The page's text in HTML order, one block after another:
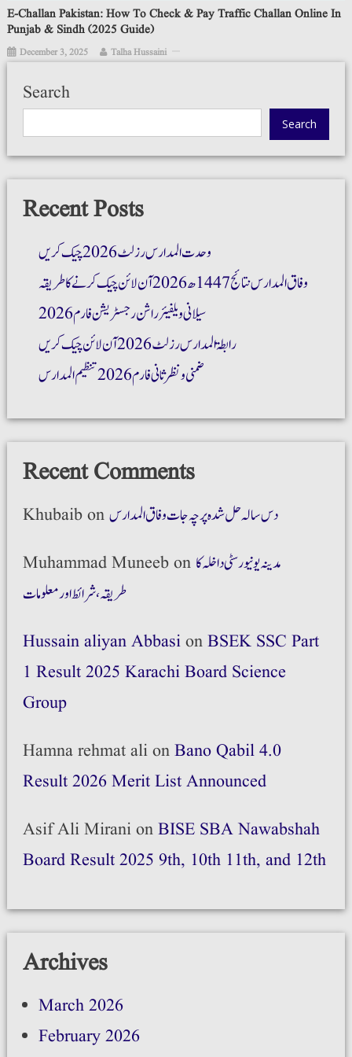
E-Challan Pakistan: How To Check & Pay Traffic Challan Online In
Punjab & Sindh (2025 Guide)
December 3, 2025 Talha Hussaini
Search
Search
Recent Posts
وحدت المدارس رزلٹ 2026 چیک کریں
وفاق المدارس نتائج 1447ھ 2026 آن لائن چیک کرنے کا طریقہ
سیلانی ویلفیئر راشن رجسٹریشن فارم 2026
رابطۃ المدارس رزلٹ 2026 آن لائن چیک کریں
ضمنی و نظر ثانی فارم 2026 تنظیم المدارس
Recent Comments
Khubaibonدس سالہ حل شدہ پرچہ جات وفاق المدارس
Muhammad Muneebon مدینہ یونیورسٹی داخلہ کا
طریقہ،شرائط اور معلومات
Hussain aliyan AbbasionBSEK SSC Part
1 Result 2025 Karachi Board Science
Group
Hamna rehmat alionBano Qabil 4.0
Result 2026 Merit List Announced
Asif Ali MiranionBISE SBA Nawabshah
Board Result 2025 9th, 10th 11th, and 12th
Archives
March 2026
February 2026